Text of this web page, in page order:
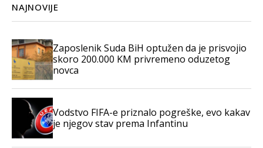
NAJNOVIJE
Zaposlenik Suda BiH optužen da je prisvojio
skoro 200.000 KM privremeno oduzetog
novca
Vodstvo FIFA-e priznalo pogreške, evo kakav
je njegov stav prema Infantinu